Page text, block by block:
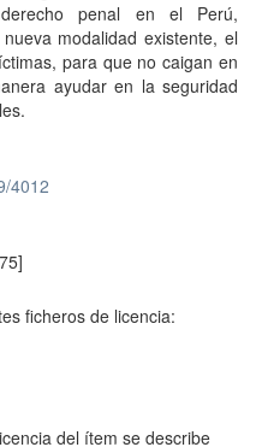
penal en el Perú,
modalidad existente, el
para que no caigan en
ayudar en la seguridad
4012
ficheros de licencia:
del ítem se describe